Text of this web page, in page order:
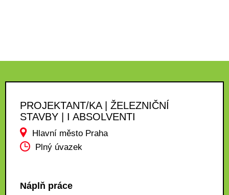
PROJEKTANT/KA | ŽELEZNIČNÍ
STAVBY | I ABSOLVENTI
Hlavní město Praha
Plný úvazek
Náplň práce